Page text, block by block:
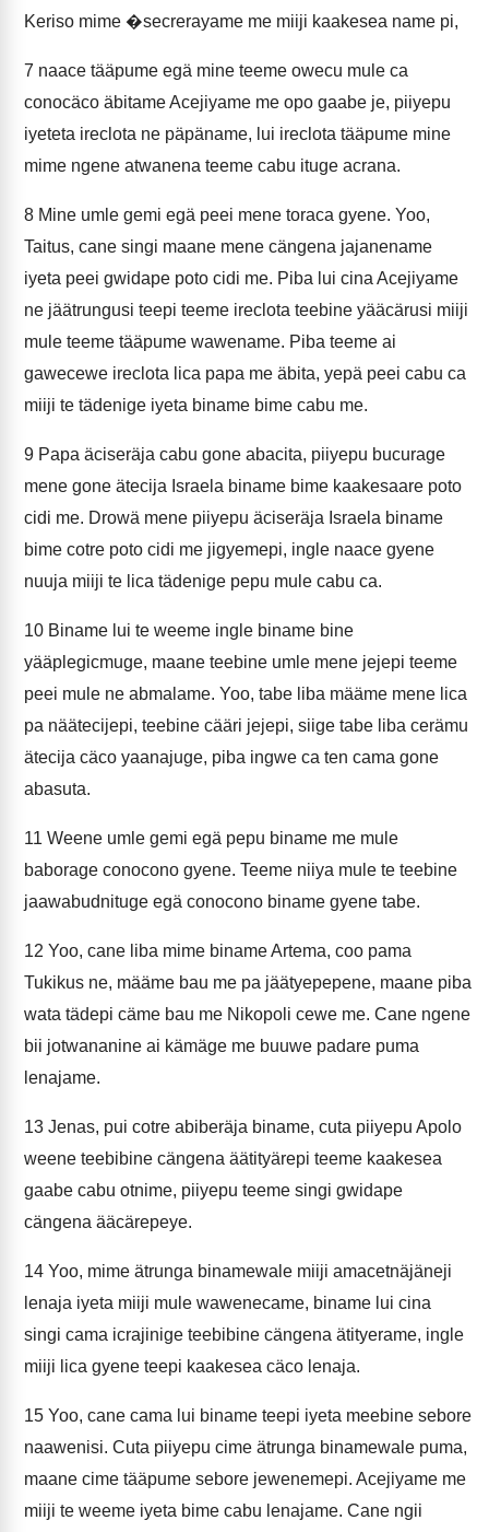
Keriso mime �secrerayame me miiji kaakesea name pi,
7 naace tääpume egä mine teeme owecu mule ca
conocäco äbitame Acejiyame me opo gaabe je, piiyepu
iyeteta ireclota ne päpäname, lui ireclota tääpume mine
mime ngene atwanena teeme cabu ituge acrana.
8 Mine umle gemi egä peei mene toraca gyene. Yoo,
Taitus, cane singi maane mene cängena jajanename
iyeta peei gwidape poto cidi me. Piba lui cina Acejiyame
ne jäätrungusi teepi teeme ireclota teebine yääcärusi miiji
mule teeme tääpume wawename. Piba teeme ai
gawecewe ireclota lica papa me äbita, yepä peei cabu ca
miiji te tädenige iyeta biname bime cabu me.
9 Papa äciseräja cabu gone abacita, piiyepu bucurage
mene gone ätecija Israela biname bime kaakesaare poto
cidi me. Drowä mene piiyepu äciseräja Israela biname
bime cotre poto cidi me jigyemepi, ingle naace gyene
nuuja miiji te lica tädenige pepu mule cabu ca.
10 Biname lui te weeme ingle biname bine
yääplegicmuge, maane teebine umle mene jejepi teeme
peei mule ne abmalame. Yoo, tabe liba määme mene lica
pa näätecijepi, teebine cääri jejepi, siige tabe liba cerämu
ätecija cäco yaanajuge, piba ingwe ca ten cama gone
abasuta.
11 Weene umle gemi egä pepu biname me mule
baborage conocono gyene. Teeme niiya mule te teebine
jaawabudnituge egä conocono biname gyene tabe.
12 Yoo, cane liba mime biname Artema, coo pama
Tukikus ne, määme bau me pa jäätyepepene, maane piba
wata tädepi cäme bau me Nikopoli cewe me. Cane ngene
bii jotwananine ai kämäge me buuwe padare puma
lenajame.
13 Jenas, pui cotre abiberäja biname, cuta piiyepu Apolo
weene teebibine cängena äätityärepi teeme kaakesea
gaabe cabu otnime, piiyepu teeme singi gwidape
cängena ääcärepeye.
14 Yoo, mime ätrunga binamewale miiji amacetnäjäneji
lenaja iyeta miiji mule wawenecame, biname lui cina
singi cama icrajinige teebibine cängena ätityerame, ingle
miiji lica gyene teepi kaakesea cäco lenaja.
15 Yoo, cane cama lui biname teepi iyeta meebine sebore
naawenisi. Cuta piiyepu cime ätrunga binamewale puma,
maane cime tääpume sebore jewenemepi. Acejiyame me
miiji te weeme iyeta bime cabu lenajame. Cane ngii